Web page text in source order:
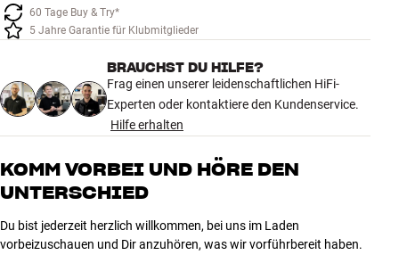
INSPIRATION
MARKEN
NEUHEITEN
ANGEBOTE
60 Tage Buy & Try*
5 Jahre Garantie für Klubmitglieder
BRAUCHST DU HILFE?
Frag einen unserer leidenschaftlichen HiFi-
Experten oder kontaktiere den Kundenservice.
Hilfe erhalten
KOMM VORBEI UND HÖRE DEN
UNTERSCHIED
Du bist jederzeit herzlich willkommen, bei uns im Laden
vorbeizuschauen und Dir anzuhören, was wir vorführbereit haben.